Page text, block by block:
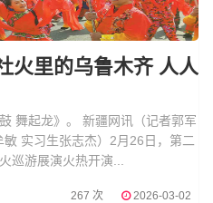
里的乌鲁木齐 人人
舞起龙》。 新疆网讯（记者郭军
实习生张志杰）2月26日，第二
巡游展演火热开演...
267 次 2026-03-02